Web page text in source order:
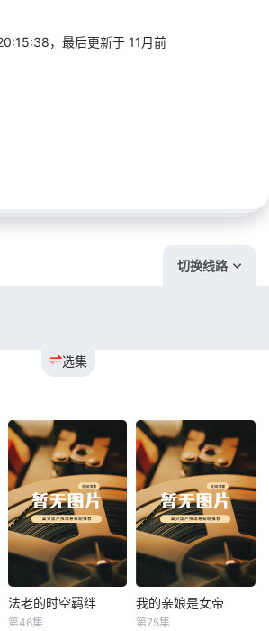
，最后更新于 11月前
切换线路
选集
法老的时空羁绊
法老的时空羁绊
第46集
我的亲娘是女帝
我的亲娘是女帝
第75集